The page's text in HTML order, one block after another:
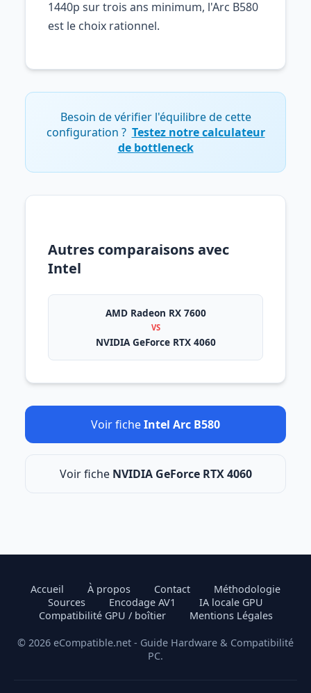
1440p sur trois ans minimum, l'Arc B580
est le choix rationnel.
Besoin de vérifier l'équilibre de cette
configuration ? Testez notre calculateur
de bottleneck
Autres comparaisons avec
Intel
AMD Radeon RX 7600
VS
NVIDIA GeForce RTX 4060
Voir ficheIntel Arc B580
Voir fiche NVIDIA GeForce RTX 4060
Accueil À propos Contact
Méthodologie
Sources
Encodage AV1
IA locale GPU
Compatibilité GPU / boîtier
Mentions Légales
© 2026 eCompatible.net - Guide Hardware & Compatibilité
PC.